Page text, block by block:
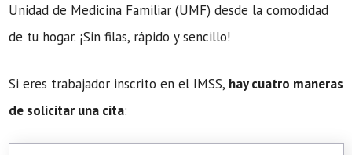
Unidad de Medicina Familiar (UMF) desde la comodidad
de tu hogar. ¡Sin filas, rápido y sencillo!
Si eres trabajador inscrito en el IMSS, hay cuatro maneras
de solicitar una cita: